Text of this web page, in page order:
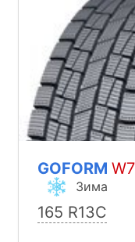
GOFORM
Зима
165 R13C